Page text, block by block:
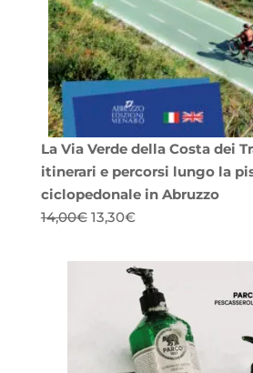
La Via Verde della Costa dei
itinerari e percorsi lungo la
ciclopedonale in Abruzzo
14,00€ Il
originale
13,30€Il
attuale
è:
13,30€.